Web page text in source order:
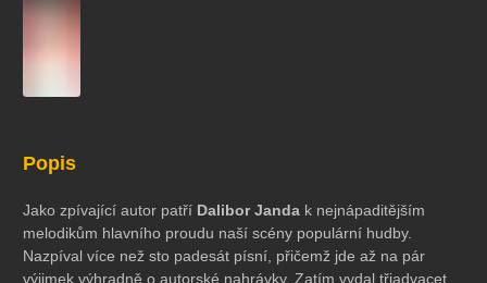
Popis
Jako zpívající autor patří Dalibor Janda k nejnápaditějším
melodikům hlavního proudu naší scény populární hudby.
Nazpíval více než sto padesát písní, přičemž jde až na pár
výjimek výhradně o autorské nahrávky. Zatím vydal třiadvacet